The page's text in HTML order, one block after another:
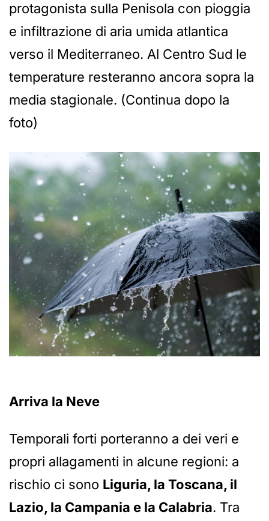
protagonista sulla Penisola con pioggia
e infiltrazione di aria umida atlantica
verso il Mediterraneo. Al Centro Sud le
temperature resteranno ancora sopra la
media stagionale. (Continua dopo la
foto)
Arriva la Neve
Temporali forti porteranno a dei veri e
propri allagamenti in alcune regioni: a
rischio ci sono Liguria, la Toscana, il
Lazio, la Campania e la Calabria. Tra